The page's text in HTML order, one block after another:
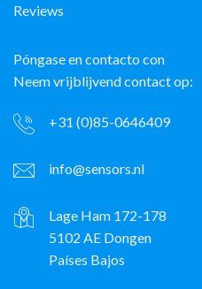
Reviews
Póngase en contacto con
Neem vrijblijvend contact op:
+31 (0)85-0646409
info@sensors.nl
Lage Ham 172-178
5102 AE Dongen
Países Bajos